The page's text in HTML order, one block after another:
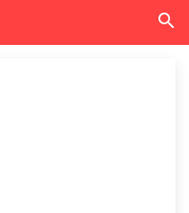
search